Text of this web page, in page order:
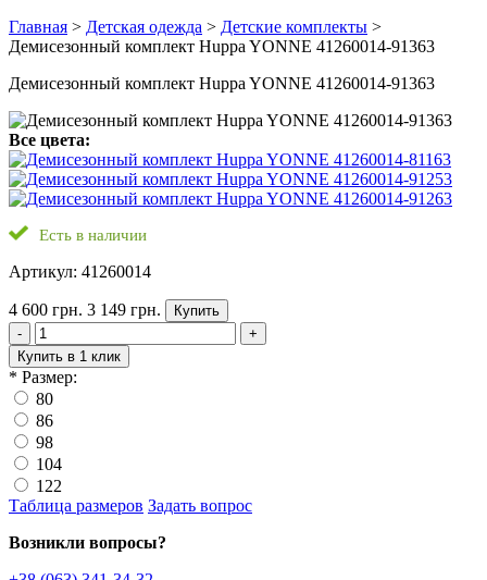
Главная > Детская одежда > Детские комплекты >
Демисезонный комплект Huppa YONNE 41260014-91363
Демисезонный комплект Huppa YONNE 41260014-91363
Все цвета:
Есть в наличии
Артикул: 41260014
4 600 грн. 3 149 грн.
Купить
-
+
Купить в 1 клик
* Размер:
80
86
98
104
122
Таблица размеров Задать вопрос
Возникли вопросы?